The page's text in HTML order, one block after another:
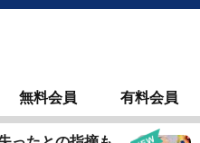
無料会員 有料会員